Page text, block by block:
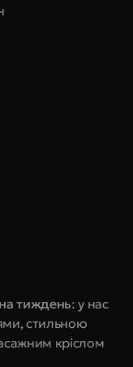
тиждень: у нас
стильною
кріслом